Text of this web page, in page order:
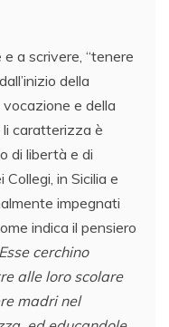
a scrivere, “tenere
della
e della
li caratterizza è
di libertà e di
in Sicilia e
impegnati
indica il pensiero
cerchino
alle loro scolare
madri nel